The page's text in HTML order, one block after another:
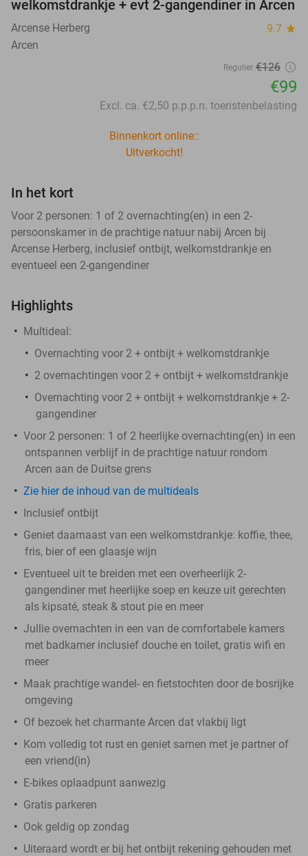
welkomstdrankje + evt 2-gangendiner in Arcen
Arcense Herberg 9.7 star
Arcen
Regulier €126
€99
Excl. ca. €2,50 p.p.p.n. toeristenbelasting
Binnenkort online::
Uitverkocht!
In het kort
Voor 2 personen: 1 of 2 overnachting(en) in een 2-
persoonskamer in de prachtige natuur nabij Arcen bij
Arcense Herberg, inclusief ontbijt, welkomstdrankje en
eventueel een 2-gangendiner
Highlights
Multideal:
Overnachting voor 2 + ontbijt + welkomstdrankje
2 overnachtingen voor 2 + ontbijt + welkomstdrankje
Overnachting voor 2 + ontbijt + welkomstdrankje + 2-
gangendiner
Voor 2 personen: 1 of 2 heerlijke overnachting(en) in een
ontspannen verblijf in de prachtige natuur rondom
Arcen aan de Duitse grens
Zie hier de inhoud van de multideals
Inclusief ontbijt
Geniet daarnaast van een welkomstdrankje: koffie, thee,
fris, bier of een glaasje wijn
Eventueel uit te breiden met een overheerlijk 2-
gangendiner met heerlijke soep en keuze uit gerechten
als kipsaté, steak & stout pie en meer
Jullie overnachten in een van de comfortabele kamers
met badkamer inclusief douche en toilet, gratis wifi en
meer
Maak prachtige wandel- en fietstochten door de bosrijke
omgeving
Of bezoek het charmante Arcen dat vlakbij ligt
Kom volledig tot rust en geniet samen met je partner of
een vriend(in)
E-bikes oplaadpunt aanwezig
Gratis parkeren
Ook geldig op zondag
Uiteraard wordt er bij het ontbijt rekening gehouden met